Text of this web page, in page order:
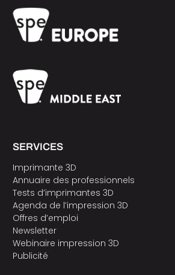
SERVICES
Imprimante 3D
Annuaire des professionnels
Tests d’imprimantes 3D
Agenda de l’impression 3D
Offres d’emploi
Newsletter
Webinaire impression 3D
Publicité